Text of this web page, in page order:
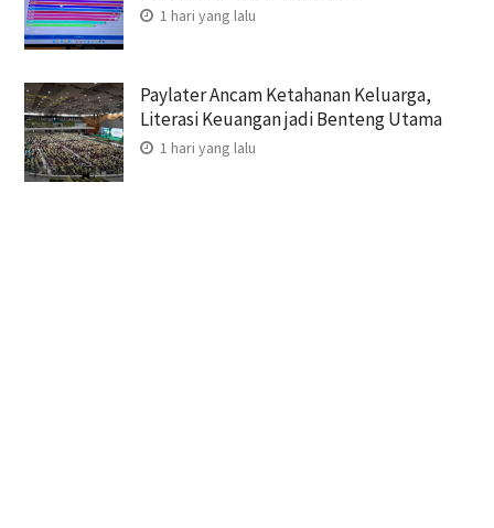
1 hari yang lalu
Paylater Ancam Ketahanan Keluarga,
Literasi Keuangan jadi Benteng Utama
1 hari yang lalu